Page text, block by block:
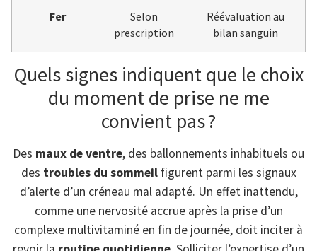
Fer
Selon
prescription
Réévaluation au
bilan sanguin
Quels signes indiquent que le choix
du moment de prise ne me
convient pas ?
Des maux de ventre, des ballonnements inhabituels ou
des troubles du sommeilfigurent parmi les signaux
d’alerte d’un créneau mal adapté. Un effet inattendu,
comme une nervosité accrue après la prise d’un
complexe multivitaminé en fin de journée, doit inciter à